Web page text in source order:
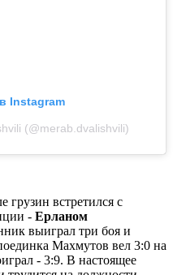
Instagram
(@merab.dvalishvili)
грузин встретился с
- Ерланом
выиграл три боя и
Махмутов вел 3:0 на
- 3:9. В настоящее